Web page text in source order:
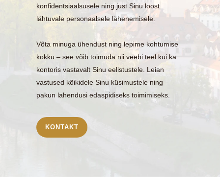
konfidentsiaalsusele ning just Sinu loost
lähtuvale personaalsele lähenemisele.
Võta minuga ühendust ning lepime kohtumise
kokku – see võib toimuda nii veebi teel kui ka
kontoris vastavalt Sinu eelistustele. Leian
vastused kõikidele Sinu küsimustele ning
pakun lahendusi edaspidiseks toimimiseks.
KONTAKT